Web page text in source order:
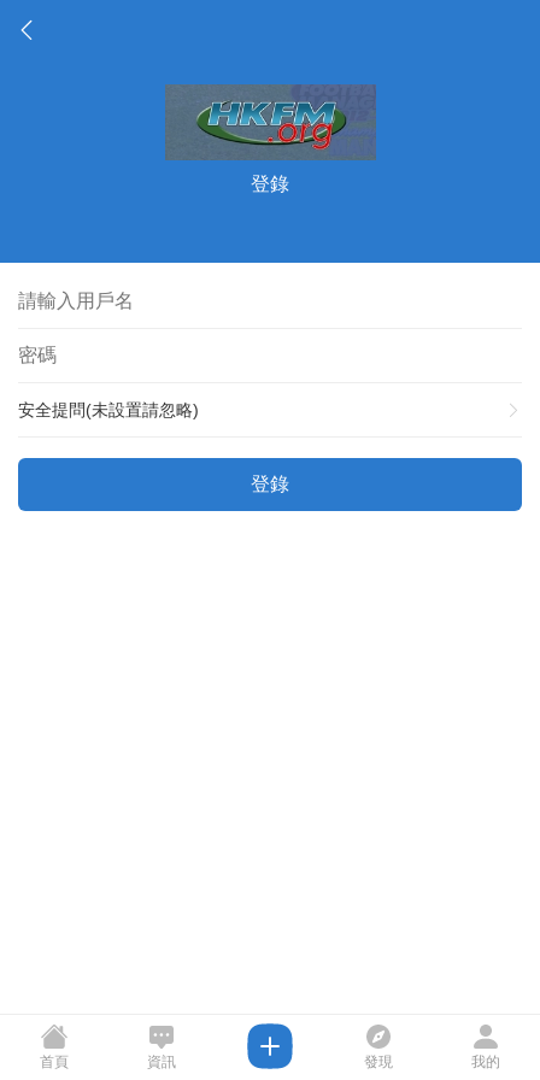
登錄
安全提問(未設置請忽略)
登錄
首頁 資訊 發現 我的